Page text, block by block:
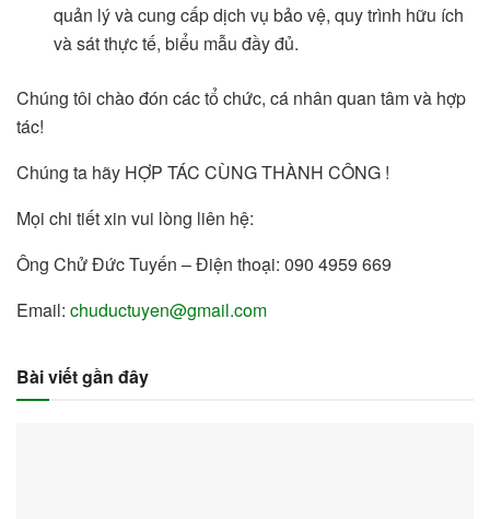
quản lý và cung cấp dịch vụ bảo vệ, quy trình hữu ích
và sát thực tế, biểu mẫu đầy đủ.
Chúng tôi chào đón các tổ chức, cá nhân quan tâm và hợp
tác!
Chúng ta hãy HỢP TÁC CÙNG THÀNH CÔNG !
Mọi chi tiết xin vui lòng liên hệ:
Ông Chử Đức Tuyến – Điện thoại: 090 4959 669
Email: chuductuyen@gmail.com
Bài viết gần đây